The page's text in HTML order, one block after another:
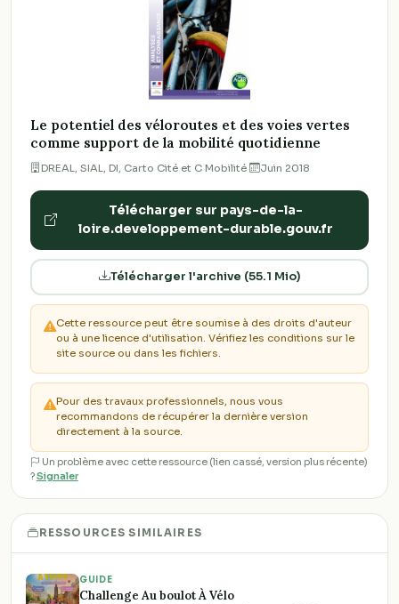
Le potentiel des véloroutes et des voies vertes
comme support de la mobilité quotidienne
DREAL, SIAL, DI, Carto Cité et C Mobilité· Juin 2018
Télécharger sur pays-de-la-
loire.developpement-durable.gouv.fr
Télécharger l'archive (55.1 Mio)
Cette ressource peut être soumise à des droits d'auteur
ou à une licence d'utilisation. Vérifiez les conditions sur le
site source ou dans les fichiers.
Pour des travaux professionnels, nous vous
recommandons de récupérer la dernière version
directement à la source.
Un problème avec cette ressource (lien cassé, version plus récente)
?Signaler
RESSOURCES SIMILAIRES
GUIDE
Challenge Au boulot À Vélo